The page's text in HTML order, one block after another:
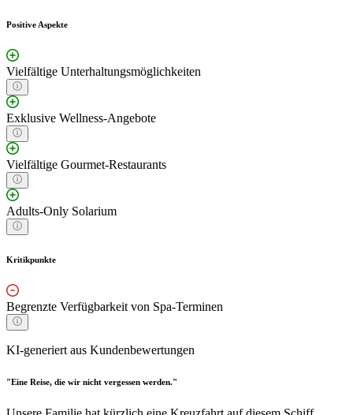
Positive Aspekte
Vielfältige Unterhaltungsmöglichkeiten
Exklusive Wellness-Angebote
Vielfältige Gourmet-Restaurants
Adults-Only Solarium
Kritikpunkte
Begrenzte Verfügbarkeit von Spa-Terminen
KI-generiert aus Kundenbewertungen
"Eine Reise, die wir nicht vergessen werden."